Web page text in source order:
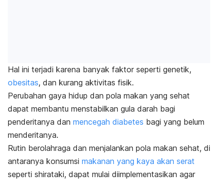
Hal ini terjadi karena banyak faktor seperti genetik,
obesitas, dan kurang aktivitas fisik.
Perubahan gaya hidup dan pola makan yang sehat
dapat membantu menstabilkan gula darah bagi
penderitanya dan mencegah diabetes bagi yang belum
menderitanya.
Rutin berolahraga dan menjalankan pola makan sehat, di
antaranya konsumsi makanan yang kaya akan serat
seperti shirataki, dapat mulai diimplementasikan agar